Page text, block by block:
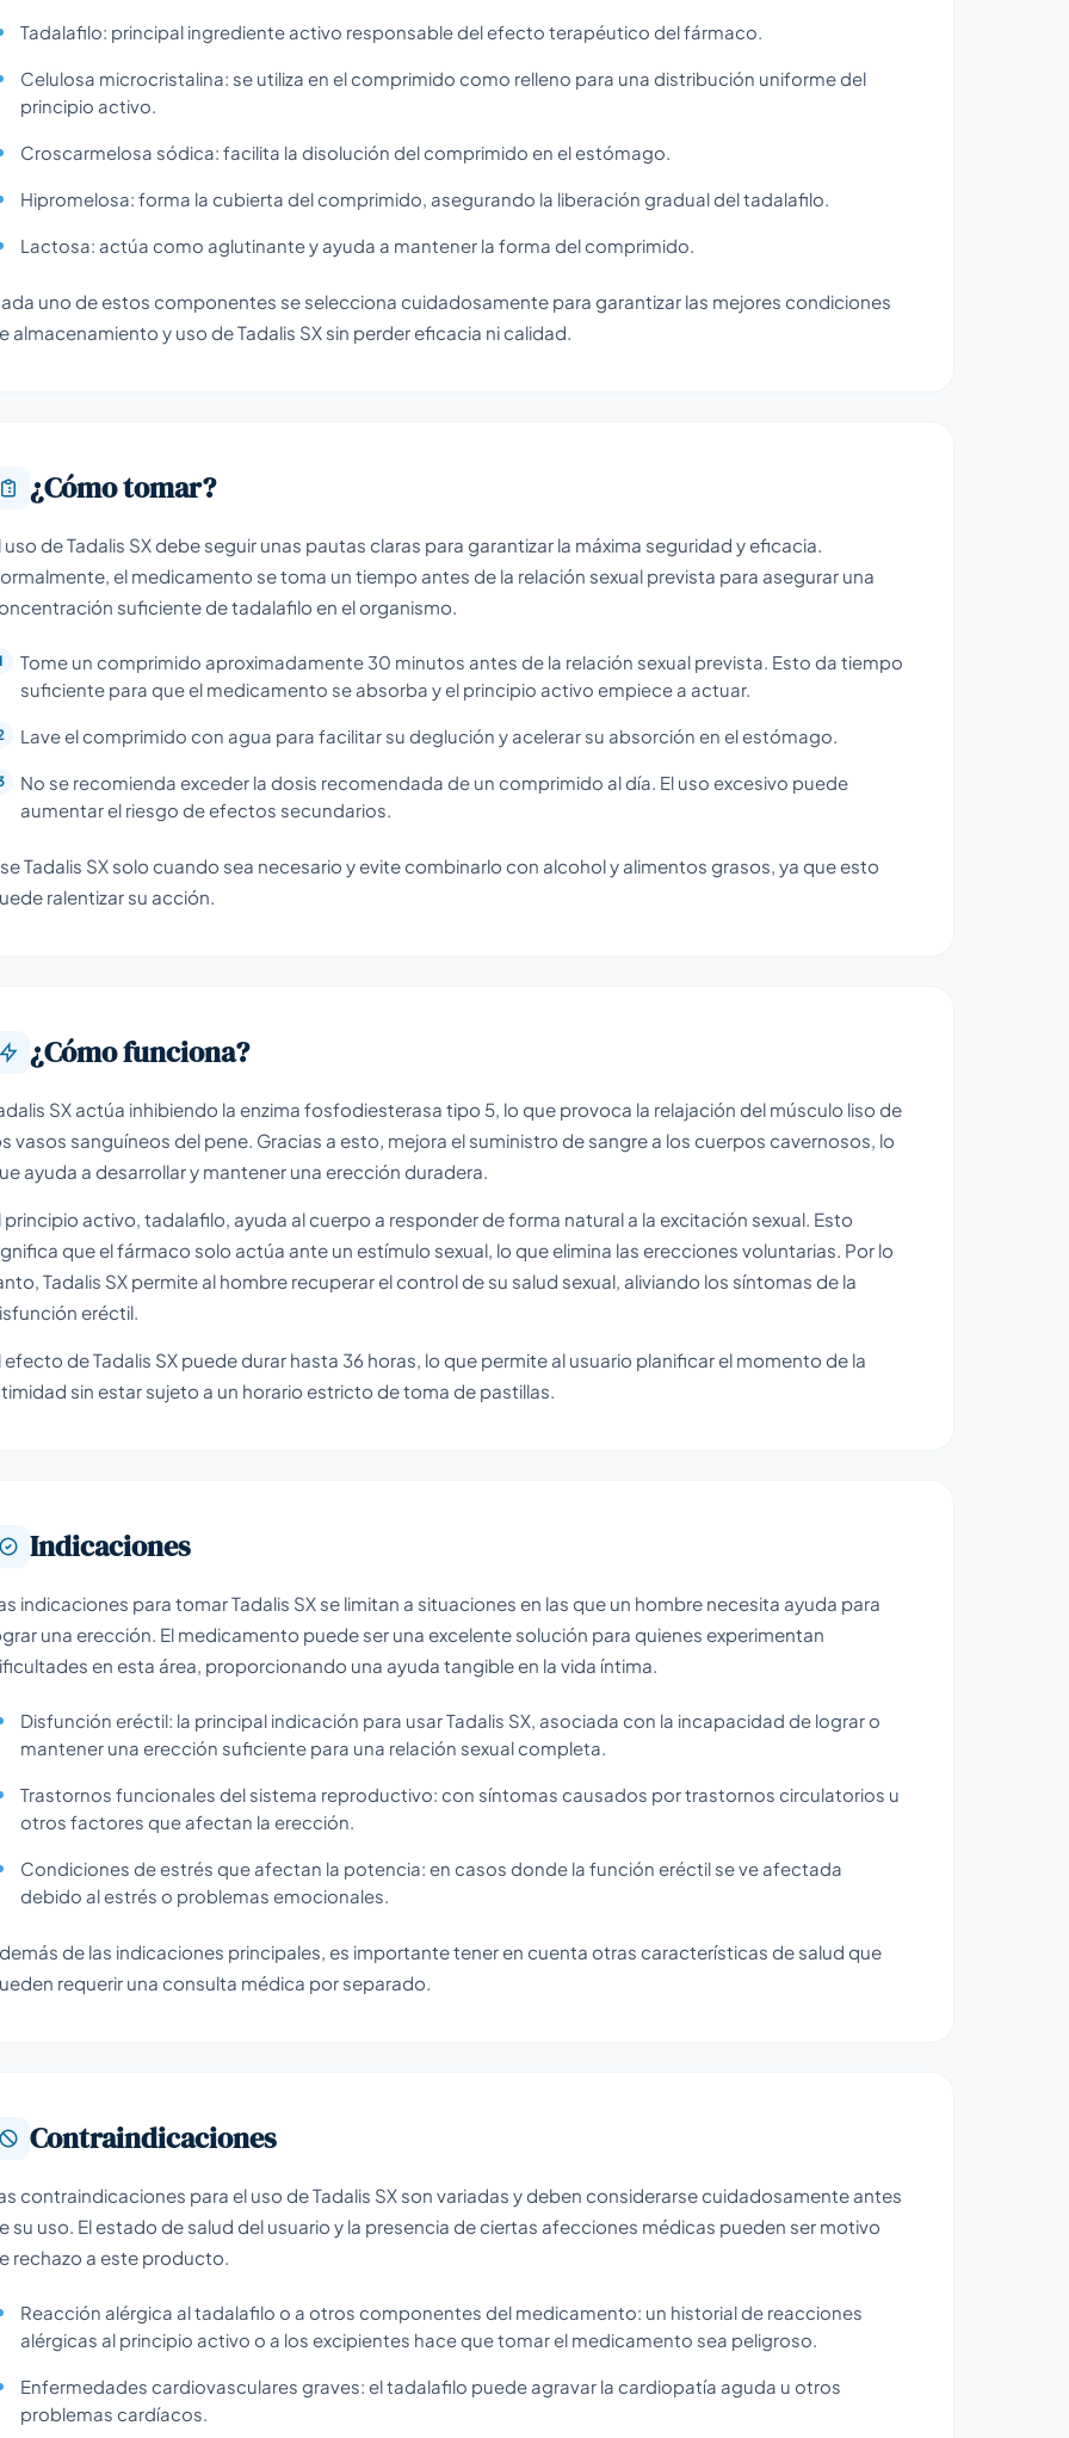
Tadalafilo: principal ingrediente activo responsable del efecto terapéutico del fármaco.
Celulosa microcristalina: se utiliza en el comprimido como relleno para una distribución uniforme del
principio activo.
Croscarmelosa sódica: facilita la disolución del comprimido en el estómago.
Hipromelosa: forma la cubierta del comprimido, asegurando la liberación gradual del tadalafilo.
Lactosa: actúa como aglutinante y ayuda a mantener la forma del comprimido.
uno de estos componentes se selecciona cuidadosamente para garantizar las mejores condiciones
almacenamiento y uso de Tadalis SX sin perder eficacia ni calidad.
¿Cómo tomar?
uso de Tadalis SX debe seguir unas pautas claras para garantizar la máxima seguridad y eficacia.
el medicamento se toma un tiempo antes de la relación sexual prevista para asegurar una
suficiente de tadalafilo en el organismo.
Tome un comprimido aproximadamente 30 minutos antes de la relación sexual prevista. Esto da tiempo
suficiente para que el medicamento se absorba y el principio activo empiece a actuar.
Lave el comprimido con agua para facilitar su deglución y acelerar su absorción en el estómago.
No se recomienda exceder la dosis recomendada de un comprimido al día. El uso excesivo puede
aumentar el riesgo de efectos secundarios.
Tadalis SX solo cuando sea necesario y evite combinarlo con alcohol y alimentos grasos, ya que esto
ralentizar su acción.
¿Cómo funciona?
SX actúa inhibiendo la enzima fosfodiesterasa tipo 5, lo que provoca la relajación del músculo liso de
vasos sanguíneos del pene. Gracias a esto, mejora el suministro de sangre a los cuerpos cavernosos, lo
ayuda a desarrollar y mantener una erección duradera.
principio activo, tadalafilo, ayuda al cuerpo a responder de forma natural a la excitación sexual. Esto
que el fármaco solo actúa ante un estímulo sexual, lo que elimina las erecciones voluntarias. Por lo
Tadalis SX permite al hombre recuperar el control de su salud sexual, aliviando los síntomas de la
eréctil.
efecto de Tadalis SX puede durar hasta 36 horas, lo que permite al usuario planificar el momento de la
sin estar sujeto a un horario estricto de toma de pastillas.
Indicaciones
indicaciones para tomar Tadalis SX se limitan a situaciones en las que un hombre necesita ayuda para
una erección. El medicamento puede ser una excelente solución para quienes experimentan
en esta área, proporcionando una ayuda tangible en la vida íntima.
Disfunción eréctil: la principal indicación para usar Tadalis SX, asociada con la incapacidad de lograr o
mantener una erección suficiente para una relación sexual completa.
Trastornos funcionales del sistema reproductivo: con síntomas causados por trastornos circulatorios u
otros factores que afectan la erección.
Condiciones de estrés que afectan la potencia: en casos donde la función eréctil se ve afectada
debido al estrés o problemas emocionales.
de las indicaciones principales, es importante tener en cuenta otras características de salud que
requerir una consulta médica por separado.
Contraindicaciones
contraindicaciones para el uso de Tadalis SX son variadas y deben considerarse cuidadosamente antes
su uso. El estado de salud del usuario y la presencia de ciertas afecciones médicas pueden ser motivo
rechazo a este producto.
Reacción alérgica al tadalafilo o a otros componentes del medicamento: un historial de reacciones
alérgicas al principio activo o a los excipientes hace que tomar el medicamento sea peligroso.
Enfermedades cardiovasculares graves: el tadalafilo puede agravar la cardiopatía aguda u otros
problemas cardíacos.